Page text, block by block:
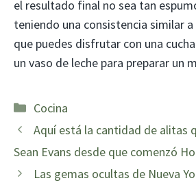
el resultado final no sea tan
teniendo una consistencia similar
que puedes disfrutar con una
un vaso de leche para preparar un
Categorías
Cocina
Aquí está la cantidad de alitas
Sean Evans desde que comenzó
Las gemas ocultas de Nueva